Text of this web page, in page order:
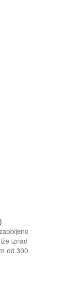
iznad
od 300